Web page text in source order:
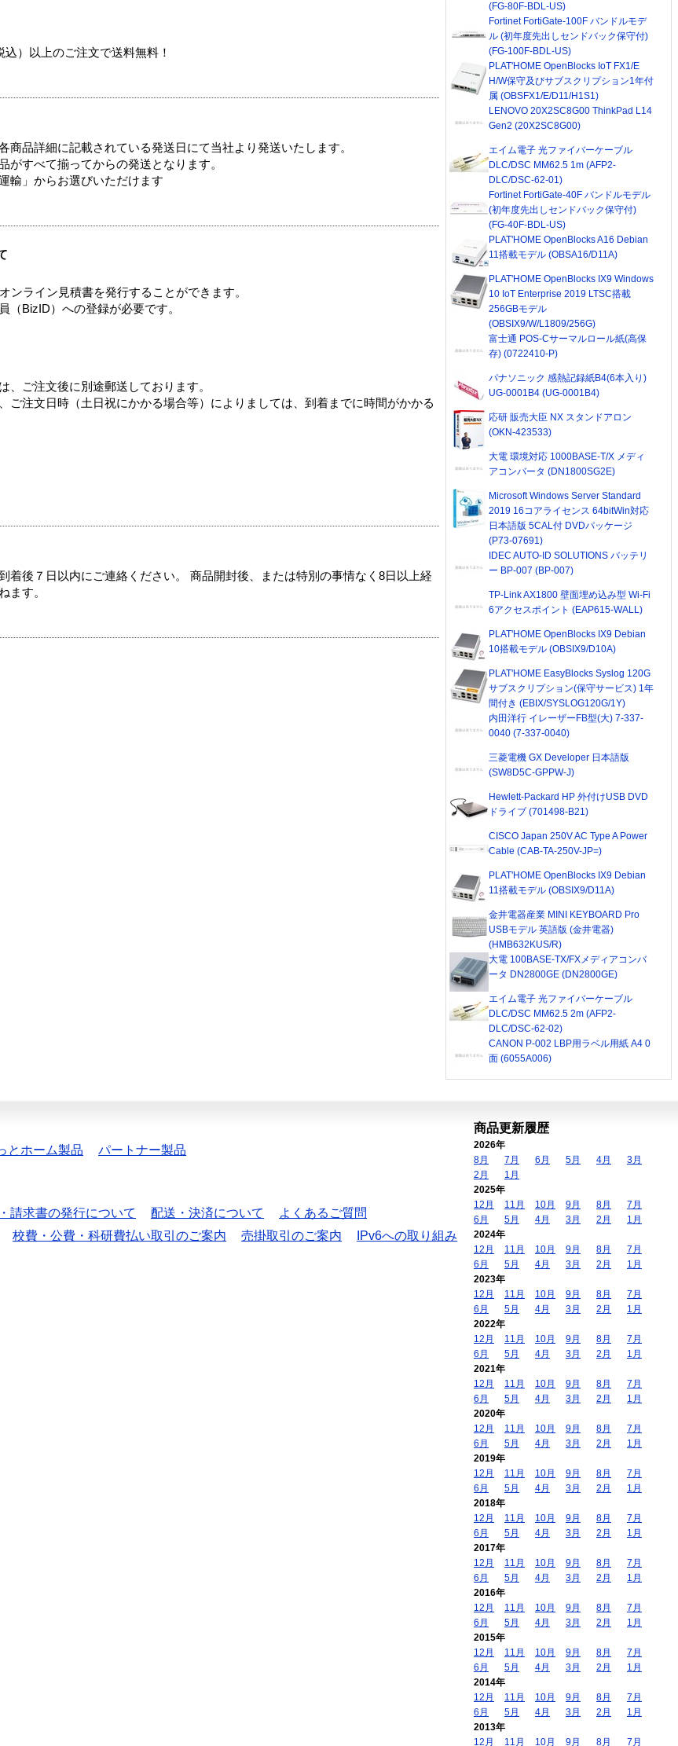
）以上のご注文で送料無料！
商品詳細に記載されている発送日にて当社より発送いたします。
がすべて揃ってからの発送となります。
輸」からお選びいただけます
ンライン見積書を発行することができます。
BizID）への登録が必要です。
、ご注文後に別途郵送しております。
ご注文日時（土日祝にかかる場合等）によりましては、到着までに時間がかかる
着後７日以内にご連絡ください。 商品開封後、または特別の事情なく8日以上経
ます。
(FG-80F-BDL-US)
Fortinet FortiGate-100F バンドルモデ
ル (初年度先出しセンドバック保守付)
(FG-100F-BDL-US)
PLAT'HOME OpenBlocks IoT FX1/E
H/W保守及びサブスクリプション1年付
属 (OBSFX1/E/D11/H1S1)
LENOVO 20X2SC8G00 ThinkPad L14
Gen2 (20X2SC8G00)
エイム電子 光ファイバーケーブル
DLC/DSC MM62.5 1m (AFP2-
DLC/DSC-62-01)
Fortinet FortiGate-40F バンドルモデル
(初年度先出しセンドバック保守付)
(FG-40F-BDL-US)
PLAT'HOME OpenBlocks A16 Debian
11搭載モデル (OBSA16/D11A)
PLAT'HOME OpenBlocks IX9 Windows
10 IoT Enterprise 2019 LTSC搭載
256GBモデル
(OBSIX9/W/L1809/256G)
富士通 POS-Cサーマルロール紙(高保
存) (0722410-P)
パナソニック 感熱記録紙B4(6本入り)
UG-0001B4 (UG-0001B4)
応研 販売大臣 NX スタンドアロン
(OKN-423533)
大電 環境対応 1000BASE-T/X メディ
アコンバータ (DN1800SG2E)
Microsoft Windows Server Standard
2019 16コアライセンス 64bitWin対応
日本語版 5CAL付 DVDパッケージ
(P73-07691)
IDEC AUTO-ID SOLUTIONS バッテリ
ー BP-007 (BP-007)
TP-Link AX1800 壁面埋め込み型 Wi-Fi
6アクセスポイント (EAP615-WALL)
PLAT'HOME OpenBlocks IX9 Debian
10搭載モデル (OBSIX9/D10A)
PLAT'HOME EasyBlocks Syslog 120G
サブスクリプション(保守サービス) 1年
間付き (EBIX/SYSLOG120G/1Y)
内田洋行 イレーザーFB型(大) 7-337-
0040 (7-337-0040)
三菱電機 GX Developer 日本語版
(SW8D5C-GPPW-J)
Hewlett-Packard HP 外付けUSB DVD
ドライブ (701498-B21)
CISCO Japan 250V AC Type A Power
Cable (CAB-TA-250V-JP=)
PLAT'HOME OpenBlocks IX9 Debian
11搭載モデル (OBSIX9/D11A)
金井電器産業 MINI KEYBOARD Pro
USBモデル 英語版 (金井電器)
(HMB632KUS/R)
大電 100BASE-TX/FXメディアコンバ
ータ DN2800GE (DN2800GE)
エイム電子 光ファイバーケーブル
DLC/DSC MM62.5 2m (AFP2-
DLC/DSC-62-02)
CANON P-002 LBP用ラベル用紙 A4 0
面 (6055A006)
とホーム製品 パートナー製品
請求書の発行について 配送・決済について
よくあるご質問
校費・公費・科研費払い取引のご案内 売掛取引のご案内
IPv6への取り組み
商品更新履歴
2026年
8月
7月 6月 5月 4月
3月
2月
1月
2025年
12月
11月 10月 9月 8月
7月
6月
5月 4月 3月 2月
1月
2024年
12月
11月 10月 9月 8月
7月
6月
5月 4月 3月 2月
1月
2023年
12月
11月 10月 9月 8月
7月
6月
5月 4月 3月 2月
1月
2022年
12月
11月 10月 9月 8月
7月
6月
5月 4月 3月 2月
1月
2021年
12月
11月 10月 9月 8月
7月
6月
5月 4月 3月 2月
1月
2020年
12月
11月 10月 9月 8月
7月
6月
5月 4月 3月 2月
1月
2019年
12月
11月 10月 9月 8月
7月
6月
5月 4月 3月 2月
1月
2018年
12月
11月 10月 9月 8月
7月
6月
5月 4月 3月 2月
1月
2017年
12月
11月 10月 9月 8月
7月
6月
5月 4月 3月 2月
1月
2016年
12月
11月 10月 9月 8月
7月
6月
5月 4月 3月 2月
1月
2015年
12月
11月 10月 9月 8月
7月
6月
5月 4月 3月 2月
1月
2014年
12月
11月 10月 9月 8月
7月
6月
5月 4月 3月 2月
1月
2013年
12月
11月 10月 9月 8月 7月